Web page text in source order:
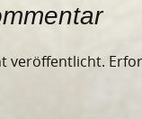
veröffentlicht.